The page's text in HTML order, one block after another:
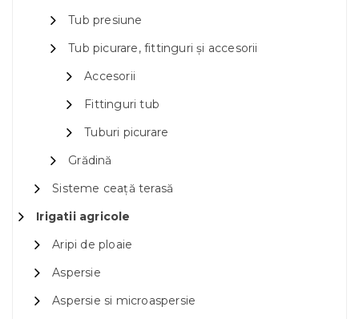
Tub presiune
Tub picurare, fittinguri și accesorii
Accesorii
Fittinguri tub
Tuburi picurare
Grădină
Sisteme ceață terasă
Irigatii agricole
Aripi de ploaie
Aspersie
Aspersie si microaspersie